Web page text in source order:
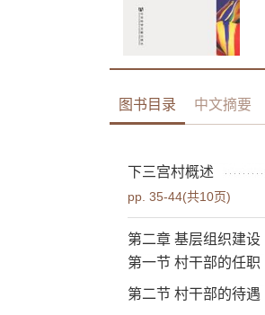
图书目录 中文摘要
下三宫村概述
pp. 35-44(共10页)
第二章 基层组织建设
第一节 村干部的任职
第二节 村干部的待遇